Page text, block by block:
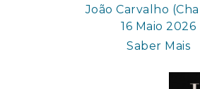
João Carvalho
16 Maio 2026
Saber Mais